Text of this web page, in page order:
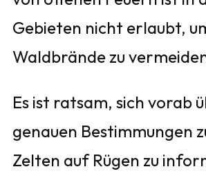
Gebieten nicht erlaubt,
Waldbrände zu
Es ist ratsam, sich vorab
genauen Bestimmungen
Zelten auf Rügen zu